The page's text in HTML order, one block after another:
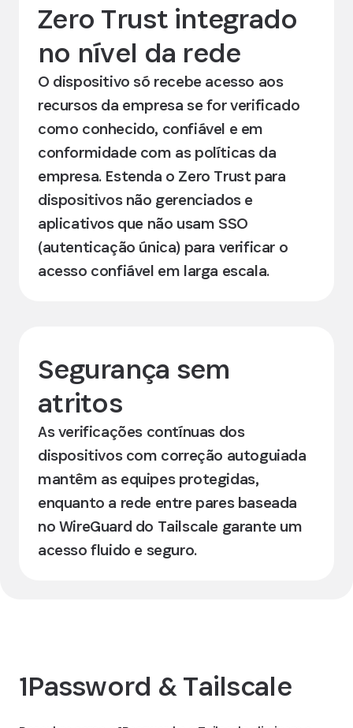
Zero Trust integrado
no nível da rede
O dispositivo só recebe acesso aos
recursos da empresa se for verificado
como conhecido, confiável e em
conformidade com as políticas da
empresa. Estenda o Zero Trust para
dispositivos não gerenciados e
aplicativos que não usam SSO
(autenticação única) para verificar o
acesso confiável em larga escala.
Segurança sem
atritos
As verificações contínuas dos
dispositivos com correção autoguiada
mantêm as equipes protegidas,
enquanto a rede entre pares baseada
no WireGuard do Tailscale garante um
acesso fluido e seguro.
1Password & Tailscale